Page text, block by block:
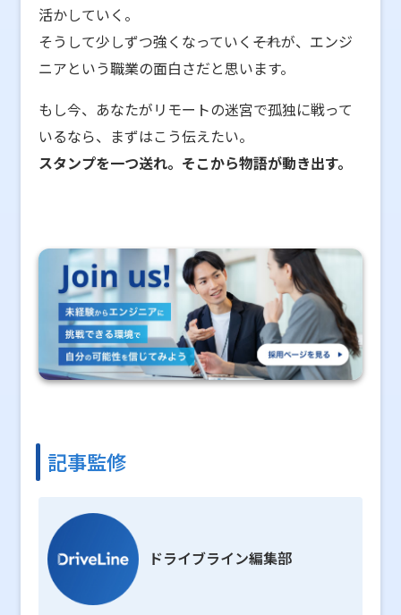
活かしていく。
そうして少しずつ強くなっていく――それが、エンジ
ニアという職業の面白さだと思います。
もし今、あなたがリモートの迷宮で孤独に戦って
いるなら、まずはこう伝えたい。
スタンプを一つ送れ。そこから物語が動き出す。
記事監修
ドライブライン編集部